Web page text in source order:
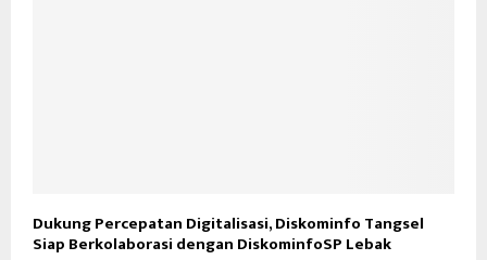
Dukung Percepatan Digitalisasi, Diskominfo Tangsel
Siap Berkolaborasi dengan DiskominfoSP Lebak